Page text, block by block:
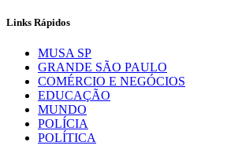
Links Rápidos
MUSA SP
GRANDE SÃO PAULO
COMÉRCIO E NEGÓCIOS
EDUCAÇÃO
MUNDO
POLÍCIA
POLÍTICA